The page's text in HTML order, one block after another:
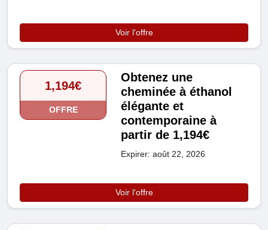
Voir l'offre
1,194€
OFFRE
Obtenez une
cheminée à éthanol
élégante et
contemporaine à
partir de 1,194€
Expirer: août 22, 2026
Voir l'offre